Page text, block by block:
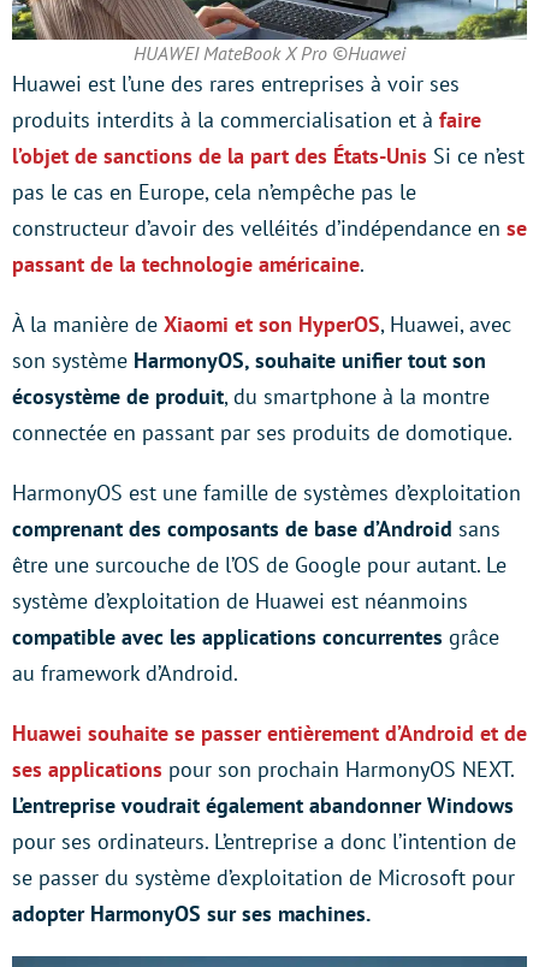
HUAWEI MateBook X Pro ©Huawei
Huawei est l’une des rares entreprises à voir ses
produits interdits à la commercialisation et à faire
l’objet de sanctions de la part des États-Unis Si ce n’est
pas le cas en Europe, cela n’empêche pas le
constructeur d’avoir des velléités d’indépendance en se
passant de la technologie américaine.
À la manière de Xiaomi et son HyperOS, Huawei, avec
son système HarmonyOS, souhaite unifier tout son
écosystème de produit, du smartphone à la montre
connectée en passant par ses produits de domotique.
HarmonyOS est une famille de systèmes d’exploitation
comprenant des composants de base d’Android sans
être une surcouche de l’OS de Google pour autant. Le
système d’exploitation de Huawei est néanmoins
compatible avec les applications concurrentes grâce
au framework d’Android.
Huawei souhaite se passer entièrement d’Android et de
ses applications pour son prochain HarmonyOS NEXT.
L’entreprise voudrait également abandonner Windows
pour ses ordinateurs. L’entreprise a donc l’intention de
se passer du système d’exploitation de Microsoft pour
adopter HarmonyOS sur ses machines.